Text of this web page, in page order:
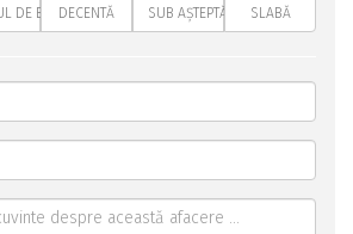
DE BUNĂDECENTĂ SUB AȘTEPTĂRI SLABĂ